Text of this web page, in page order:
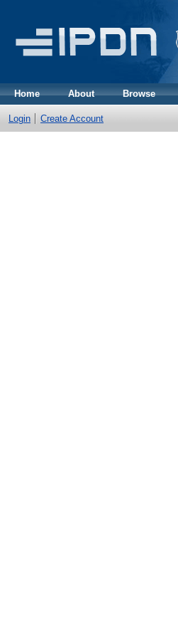
Home About Browse
Login Create Account